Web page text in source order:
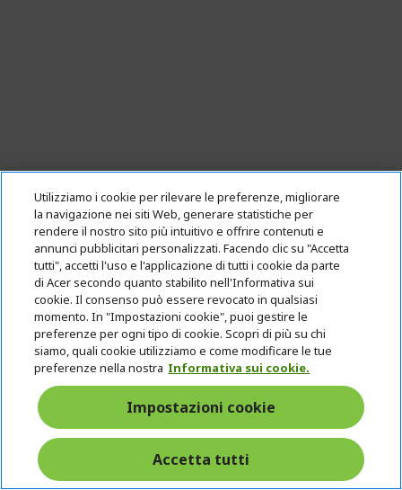
Sconto extra con il codice
Acer SpatialLabs Eyes | Fotocamera 3D
Utilizziamo i cookie per rilevare le preferenze, migliorare
la navigazione nei siti Web, generare statistiche per
rendere il nostro sito più intuitivo e offrire contenuti e
annunci pubblicitari personalizzati. Facendo clic su "Accetta
tutti", accetti l'uso e l'applicazione di tutti i cookie da parte
di Acer secondo quanto stabilito nell'Informativa sui
cookie. Il consenso può essere revocato in qualsiasi
momento. In "Impostazioni cookie", puoi gestire le
preferenze per ogni tipo di cookie. Scopri di più su chi
siamo, quali cookie utilizziamo e come modificare le tue
preferenze nella nostra Informativa sui cookie.
Impostazioni cookie
Accetta tutti